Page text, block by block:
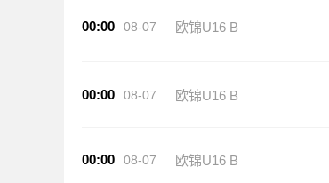
00:00 08-07 欧锦U16 B
00:00 08-07 欧锦U16 B
00:00 08-07 欧锦U16 B